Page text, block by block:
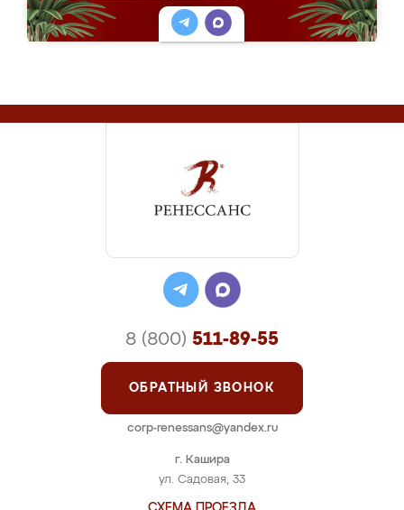
г. Кашира
ул. Садовая, 33
8 (800) 511-89-55
ОБРАТНЫЙ ЗВОНОК
corp-renessans@yandex.ru